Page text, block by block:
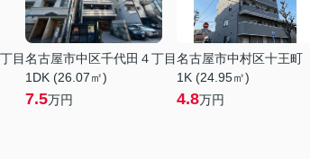
目名古屋市中区千代田４丁目
1DK (26.07㎡)
7.5万円
名古屋市中村区十王町
1K (24.95㎡)
4.8万円